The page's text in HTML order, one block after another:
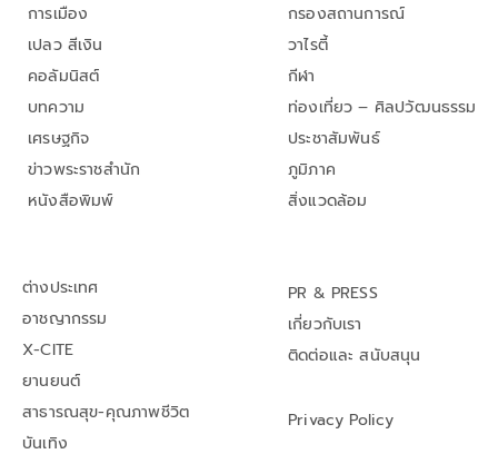
การเมือง
เปลว สีเงิน
คอลัมนิสต์
บทความ
เศรษฐกิจ
ข่าวพระราชสำนัก
หนังสือพิมพ์
กรองสถานการณ์
วาไรตี้
กีฬา
ท่องเที่ยว – ศิลปวัฒนธรรม
ประชาสัมพันธ์
ภูมิภาค
สิ่งแวดล้อม
ต่างประเทศ
อาชญากรรม
X-CITE
ยานยนต์
สาธารณสุข-คุณภาพชีวิต
บันเทิง
PR & PRESS
เกี่ยวกับเรา
ติดต่อและ สนับสนุน
Privacy Policy